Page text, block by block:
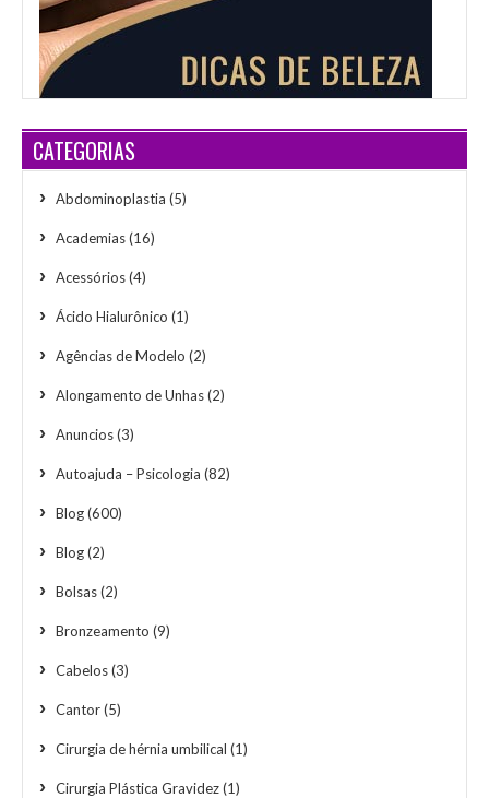
CATEGORIAS
Abdominoplastia (5)
Academias(16)
Acessórios(4)
Ácido Hialurônico (1)
Agências de Modelo (2)
Alongamento de Unhas(2)
Anuncios(3)
Autoajuda – Psicologia (82)
Blog(600)
Blog(2)
Bolsas(2)
Bronzeamento (9)
Cabelos(3)
Cantor(5)
Cirurgia de hérnia umbilical (1)
Cirurgia Plástica Gravidez(1)